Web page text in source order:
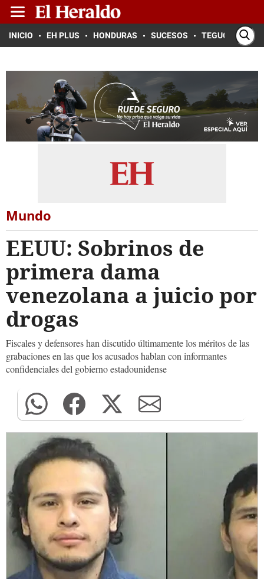
INICIO EH PLUS HONDURAS SUCESOS TEGUCIGALPA
Mundo
EEUU: Sobrinos de
primera dama
venezolana a juicio por
drogas
Fiscales y defensores han discutido últimamente los méritos de las
grabaciones en las que los acusados hablan con informantes
confidenciales del gobierno estadounidense